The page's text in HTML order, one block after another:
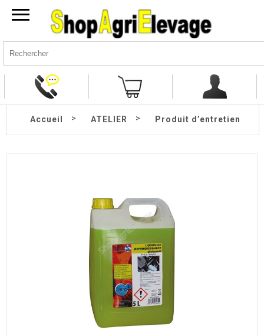
Accueil > ATELIER > Produit d’entretien